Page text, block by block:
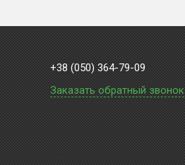
+38 (050) 364-79-09
Заказать обратный звонок